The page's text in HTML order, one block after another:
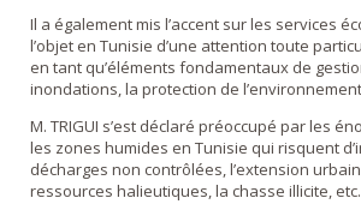
Il a également mis l’accent sur les services
l’objet en Tunisie d’une attention toute
en tant qu’éléments fondamentaux de
inondations, la protection de
M. TRIGUI s’est déclaré préoccupé par les
les zones humides en Tunisie qui risquent
décharges non contrôlées, l’extension
ressources halieutiques, la chasse illicite, etc.